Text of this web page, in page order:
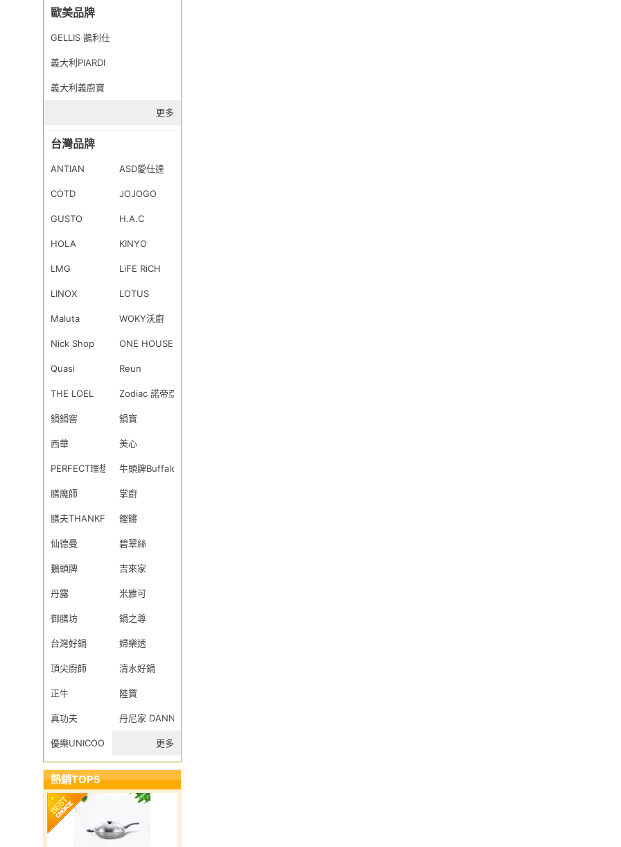
歐美品牌
GELLIS 鵲利仕
義大利PIARDI
義大利義廚寶
更多
台灣品牌
ANTIAN ASD愛仕達
COTD JOJOGO
GUSTO H.A.C
HOLA KINYO
LMG LiFE RiCH
LINOX LOTUS
Maluta WOKY沃廚
Nick Shop ONE HOUSE
Quasi Reun
THE LOEL Zodiac 諾帝亞
鍋鍋窖 鍋寶
西華 美心
PERFECT理想 牛頭牌Buffalo
膳魔師 掌廚
膳夫THANKFUL 鏗鏘
仙德曼 碧翠絲
鵝頭牌 吉來家
丹露 米雅可
御膳坊 鍋之尊
台灣好鍋 婦樂透
頂尖廚師 清水好鍋
正牛 陸寶
真功夫 丹尼家 DANNY JIA
優樂UNICOOK 更多
熱銷TOP5